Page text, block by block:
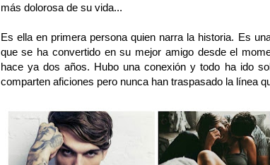
más dolorosa de su vida...
Es ella en primera persona quien narra la historia. Es
que se ha convertido en su mejor amigo desde el
hace ya dos años. Hubo una conexión y todo ha ido
comparten aficiones pero nunca han traspasado la línea